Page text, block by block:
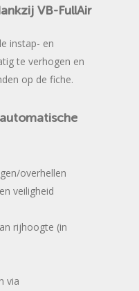
VB-FullAir
instap- en
te verhogen en
op de fiche.
overhellen
veiligheid
rijhoogte (in
via